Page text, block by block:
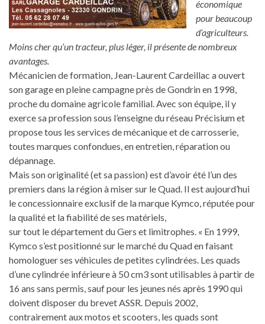
économique
pour beaucoup
d’agriculteurs.
Moins cher qu’un tracteur, plus léger, il présente de nombreux
avantages.
Mécanicien de formation, Jean-Laurent Cardeillac a ouvert
son garage en pleine campagne près de Gondrin en 1998,
proche du domaine agricole familial. Avec son équipe, il y
exerce sa profession sous l’enseigne du réseau Précisium et
propose tous les services de mécanique et de carrosserie,
toutes marques confondues, en entretien, réparation ou
dépannage.
Mais son originalité (et sa passion) est d’avoir été l’un des
premiers dans la région à miser sur le Quad. Il est aujourd’hui
le concessionnaire exclusif de la marque Kymco, réputée pour
la qualité et la fiabilité de ses matériels,
sur tout le département du Gers et limitrophes. « En 1999,
Kymco s’est positionné sur le marché du Quad en faisant
homologuer ses véhicules de petites cylindrées. Les quads
d’une cylindrée inférieure à 50 cm3 sont utilisables à partir de
16 ans sans permis, sauf pour les jeunes nés après 1990 qui
doivent disposer du brevet ASSR. Depuis 2002,
contrairement aux motos et scooters, les quads sont